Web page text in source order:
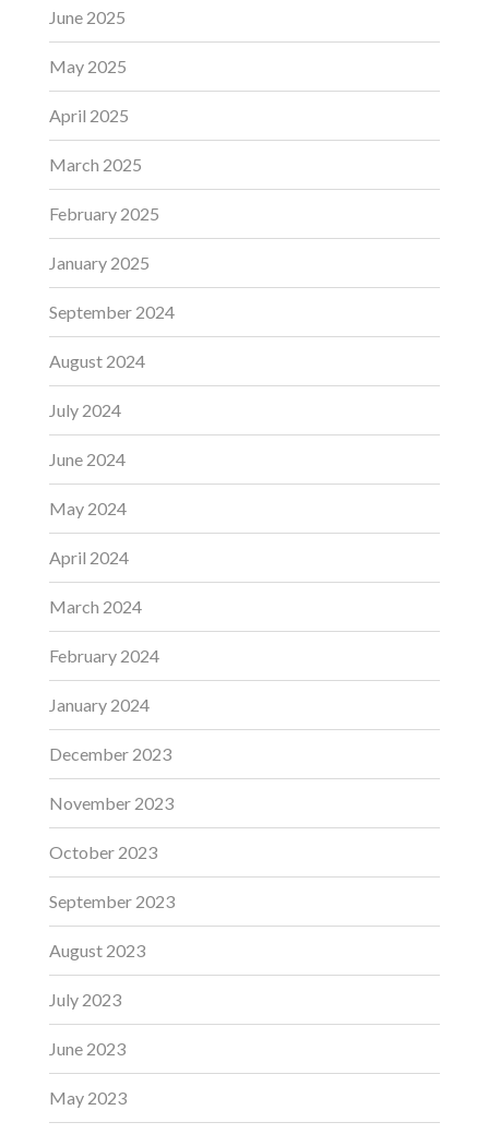
June 2025
May 2025
April 2025
March 2025
February 2025
January 2025
September 2024
August 2024
July 2024
June 2024
May 2024
April 2024
March 2024
February 2024
January 2024
December 2023
November 2023
October 2023
September 2023
August 2023
July 2023
June 2023
May 2023